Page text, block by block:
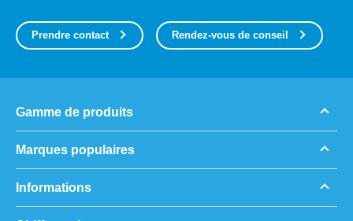
Prendre contact Rendez-vous de conseil
Gamme de produits
Marques populaires
Informations